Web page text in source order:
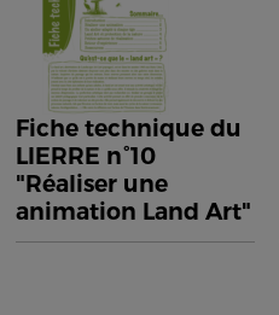
Fiche technique du
LIERRE n°10
"Réaliser une
animation Land Art"